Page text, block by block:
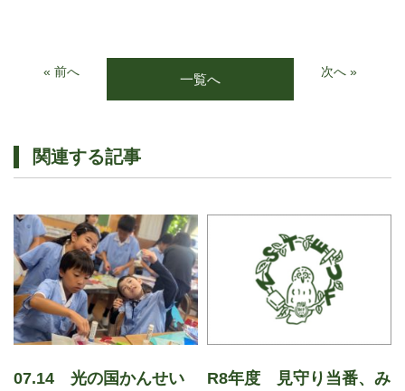
« 前へ 一覧へ 次へ »
関連する記事
07.14 光の国かんせい
R8年度 見守り当番、み